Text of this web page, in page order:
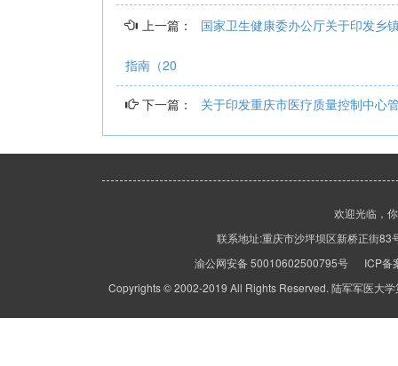
上一篇： 国家卫生健康委办公厅关于印发乡
指南（20
下一篇： 关于印发重庆市医疗质量控制中心
欢迎光临，
联系地址:重庆市沙坪坝区新桥正街
渝公网安备 50010602500795号 ICP备
Copyrights © 2002-2019 All Rights Reserved. 陆军军医大